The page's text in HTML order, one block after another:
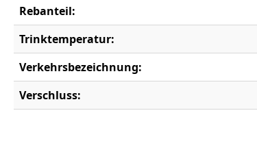
Rebanteil:
Trinktemperatur:
Verkehrsbezeichnung:
Verschluss: